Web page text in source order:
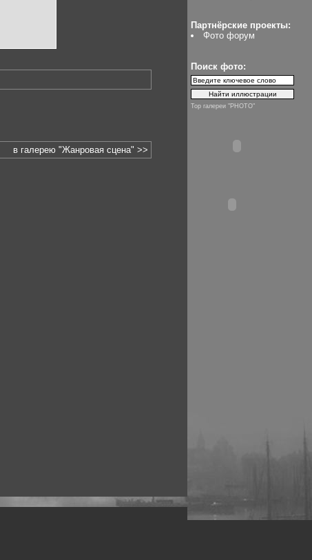
в галерею "Жанровая сцена" >>
Партнёрские проекты:
Фото форум
Поиск фото:
Top галереи "PHOTO"